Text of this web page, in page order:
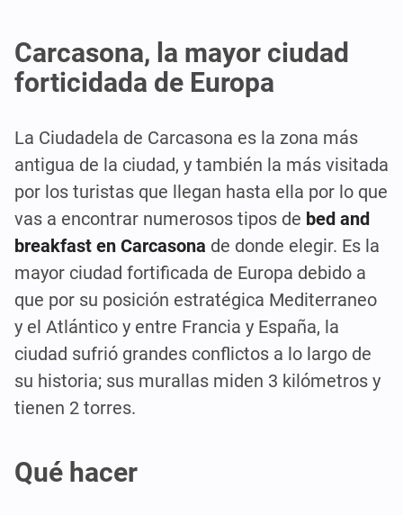
Carcasona, la mayor ciudad
forticidada de Europa
La Ciudadela de Carcasona es la zona más
antigua de la ciudad, y también la más visitada
por los turistas que llegan hasta ella por lo que
vas a encontrar numerosos tipos de bed and
breakfast en Carcasona de donde elegir. Es la
mayor ciudad fortificada de Europa debido a
que por su posición estratégica Mediterraneo
y el Atlántico y entre Francia y España, la
ciudad sufrió grandes conflictos a lo largo de
su historia; sus murallas miden 3 kilómetros y
tienen 2 torres.
Qué hacer